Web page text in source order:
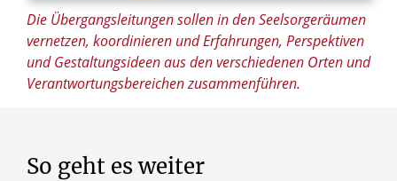
Die Übergangsleitungen sollen in den Seelsorgeräumen
vernetzen, koordinieren und Erfahrungen, Perspektiven
und Gestaltungsideen aus den verschiedenen Orten und
Verantwortungsbereichen zusammenführen.
So geht es weiter